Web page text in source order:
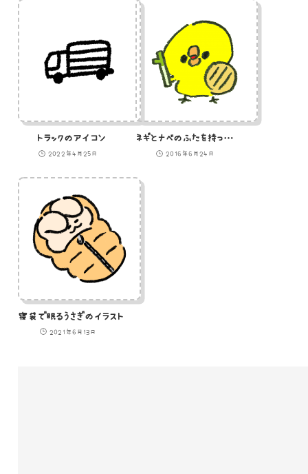
トラックのアイコン
2022年4月25日
ネギとナベのふたを持ったひよこ戦士のイラスト
2016年6月24日
寝袋で眠るうさぎのイラスト
2021年6月13日